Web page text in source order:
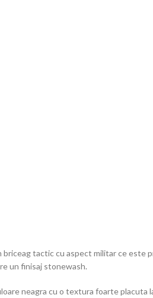
briceag tactic cu aspect militar ce este
un finisaj stonewash.
neagra cu o textura foarte placuta